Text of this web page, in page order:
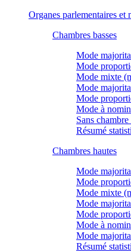
Organes parlementaires et
Chambres basses
Mode
Mode
Mode mixte
Mode
Mode
Mode à
Sans chambre
Résumé
Chambres hautes
Mode
Mode
Mode mixte
Mode
Mode
Mode à
Mode
Résumé